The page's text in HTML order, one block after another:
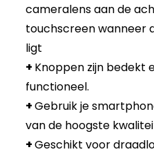
cameralens aan de
touchscreen wanneer
ligt
+ Knoppen zijn bedekt
functioneel.
+Gebruik je
van de hoogste
+Geschikt voor